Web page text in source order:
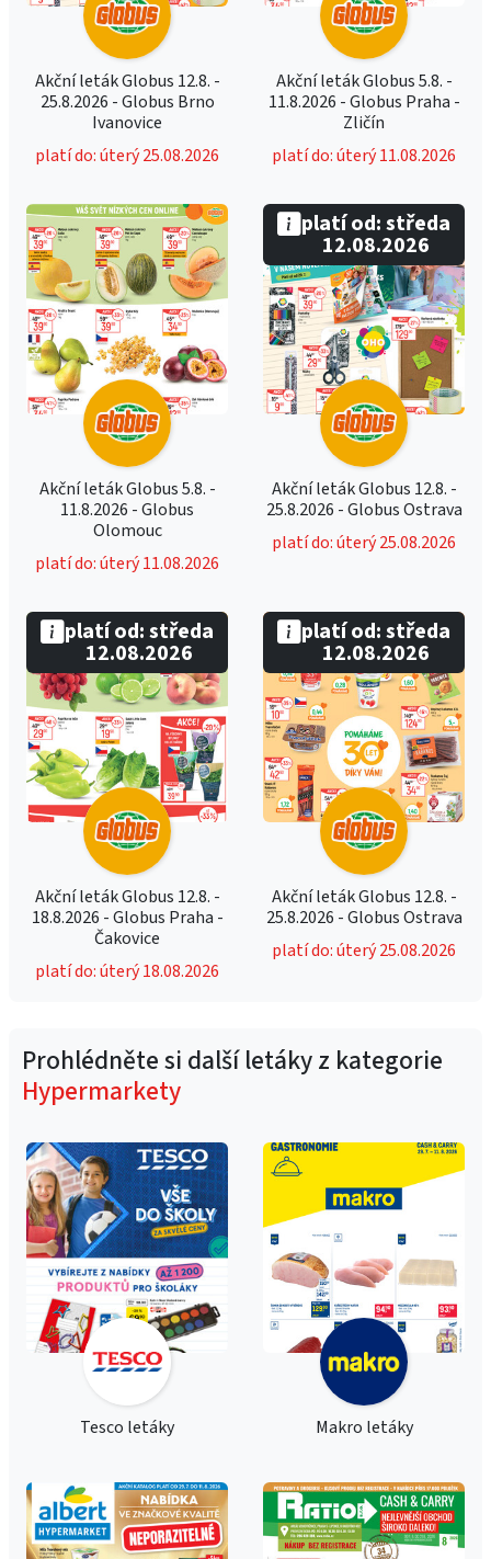
Akční leták Globus 12.8. -
25.8.2026 - Globus Brno
Ivanovice
platí do: úterý 25.08.2026
Akční leták Globus 5.8. -
11.8.2026 - Globus Praha -
Zličín
platí do: úterý 11.08.2026
Akční leták Globus 5.8. -
11.8.2026 - Globus
Olomouc
platí do: úterý 11.08.2026
Akční leták Globus 12.8. -
25.8.2026 - Globus Ostrava
platí do: úterý 25.08.2026
platí od: středa
12.08.2026
Akční leták Globus 12.8. -
18.8.2026 - Globus Praha -
Čakovice
platí do: úterý 18.08.2026
platí od: středa
12.08.2026
Akční leták Globus 12.8. -
25.8.2026 - Globus Ostrava
platí do: úterý 25.08.2026
platí od: středa
12.08.2026
Prohlédněte si další letáky z kategorie
Hypermarkety
Tesco letáky Makro letáky